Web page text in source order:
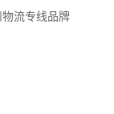
流专线品牌